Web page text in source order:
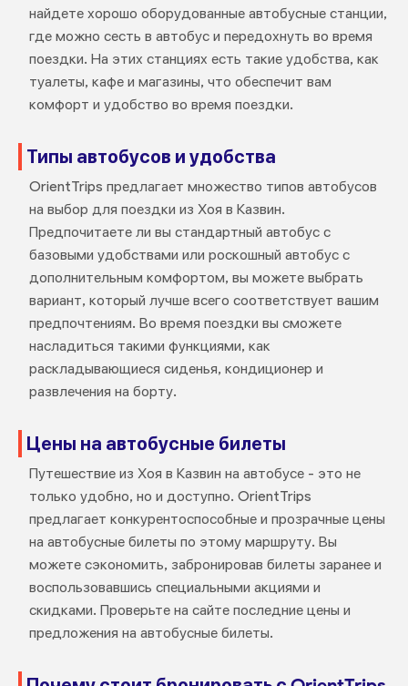
найдете хорошо оборудованные автобусные станции,
где можно сесть в автобус и передохнуть во время
поездки. На этих станциях есть такие удобства, как
туалеты, кафе и магазины, что обеспечит вам
комфорт и удобство во время поездки.
Типы автобусов и удобства
OrientTrips предлагает множество типов автобусов
на выбор для поездки из Хоя в Казвин.
Предпочитаете ли вы стандартный автобус с
базовыми удобствами или роскошный автобус с
дополнительным комфортом, вы можете выбрать
вариант, который лучше всего соответствует вашим
предпочтениям. Во время поездки вы сможете
насладиться такими функциями, как
раскладывающиеся сиденья, кондиционер и
развлечения на борту.
Цены на автобусные билеты
Путешествие из Хоя в Казвин на автобусе - это не
только удобно, но и доступно. OrientTrips
предлагает конкурентоспособные и прозрачные цены
на автобусные билеты по этому маршруту. Вы
можете сэкономить, забронировав билеты заранее и
воспользовавшись специальными акциями и
скидками. Проверьте на сайте последние цены и
предложения на автобусные билеты.